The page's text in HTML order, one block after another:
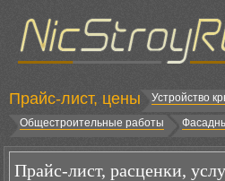
Прайс-лист, цены Устройство
Общестроительные работы
Прайс-лист, расценки,